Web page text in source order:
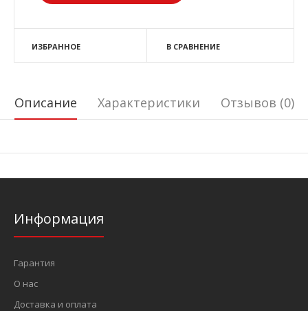
ИЗБРАННОЕ В СРАВНЕНИЕ
Описание Характеристики Отзывов (0)
Информация
Гарантия
О нас
Доставка и оплата